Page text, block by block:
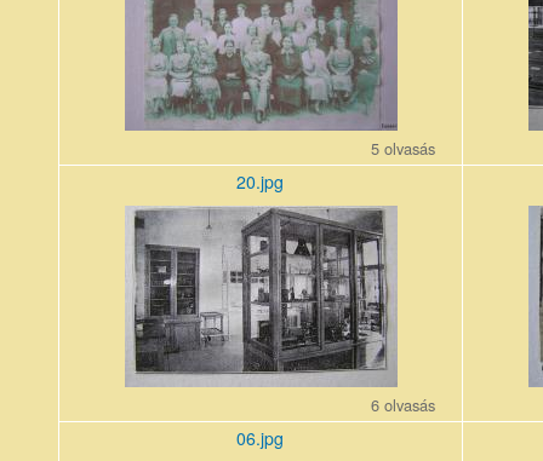
5 olvasás
20.jpg
20_5.jpg
6 olvasás
06.jpg